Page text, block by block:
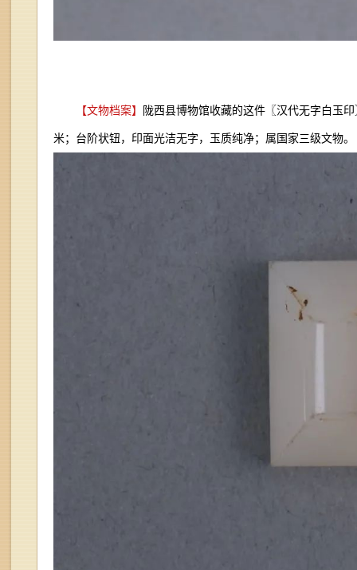
【文物档案】 陇西县博物馆收藏的这件〖汉代无字白玉
米；台阶状钮，印面光洁无字，玉质纯净；属国家三级文物。